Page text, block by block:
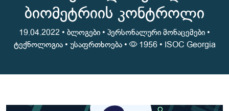
ბიომეტრიის კონტროლი
19.04.2022 • ბლოგები • პერსონალური მონაცემები •
ტექნოლოგია• უსაფრთხოება• 1956 • ISOC Georgia